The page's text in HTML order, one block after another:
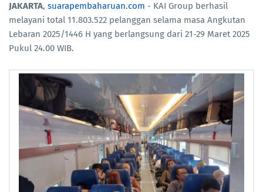
JAKARTA, suarapembaharuan.com - KAI Group berhasil
melayani total 11.803.522 pelanggan selama masa Angkutan
Lebaran 2025/1446 H yang berlangsung dari 21-29 Maret 2025
Pukul 24.00 WIB.